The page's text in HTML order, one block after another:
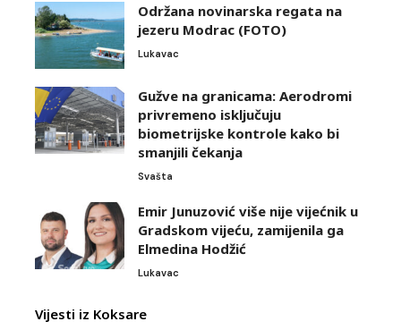
Održana novinarska regata na
jezeru Modrac (FOTO)
Lukavac
Gužve na granicama: Aerodromi
privremeno isključuju
biometrijske kontrole kako bi
smanjili čekanja
Svašta
Emir Junuzović više nije vijećnik u
Gradskom vijeću, zamijenila ga
Elmedina Hodžić
Lukavac
Vijesti iz Koksare